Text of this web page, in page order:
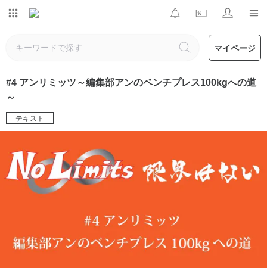
マイページ
#4 アンリミッツ～編集部アンのベンチプレス100kgへの道
～
テキスト